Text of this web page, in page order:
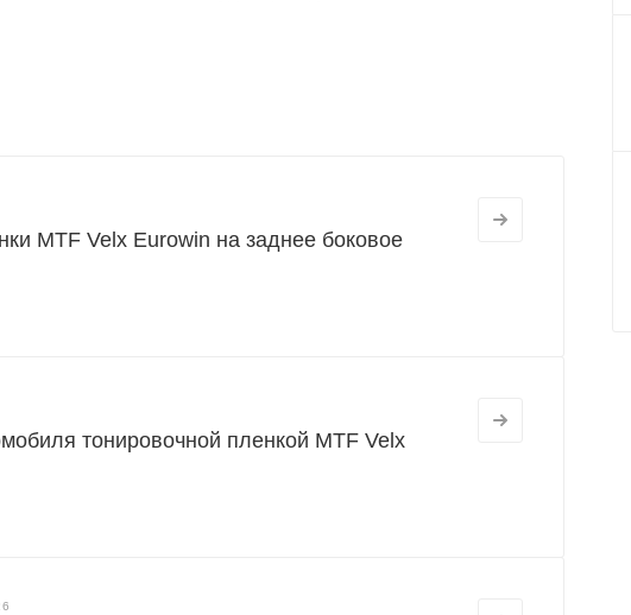
MTF Velx Eurowin на заднее боковое
тонировочной пленкой MTF Velx